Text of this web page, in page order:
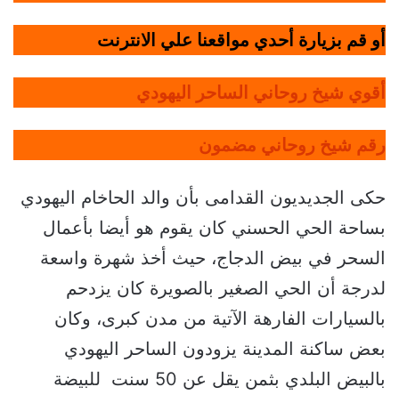
أو قم بزيارة أحدي مواقعنا علي الانترنت
أقوي شيخ روحاني الساحر اليهودي
رقم شيخ روحاني مضمون
حكى الجديديون القدامى بأن والد الحاخام اليهودي
بساحة الحي الحسني كان يقوم هو أيضا بأعمال
السحر في بيض الدجاج، حيث أخذ شهرة واسعة
لدرجة أن الحي الصغير بالصويرة كان يزدحم
بالسيارات الفارهة الآتية من مدن كبرى، وكان
بعض ساكنة المدينة يزودون الساحر اليهودي
بالبيض البلدي بثمن يقل عن 50 سنت للبيضة